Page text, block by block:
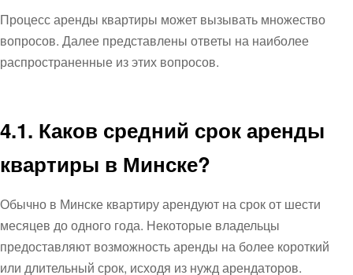
Процесс аренды квартиры может вызывать множество
вопросов. Далее представлены ответы на наиболее
распространенные из этих вопросов.
4.1. Каков средний срок аренды
квартиры в Минске?
Обычно в Минске квартиру арендуют на срок от шести
месяцев до одного года. Некоторые владельцы
предоставляют возможность аренды на более короткий
или длительный срок, исходя из нужд арендаторов.